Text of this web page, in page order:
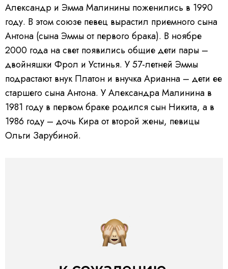
Александр и Эмма Малинины поженились в 1990
году. В этом союзе певец вырастил приемного сына
Антона (сына Эммы от первого брака). В ноябре
2000 года на свет появились общие дети пары –
двойняшки Фрол и Устинья. У 57-летней Эммы
подрастают внук Платон и внучка Арианна – дети ее
старшего сына Антона. У Александра Малинина в
1981 году в первом браке родился сын Никита, а в
1986 году – дочь Кира от второй жены, певицы
Ольги Зарубиной.